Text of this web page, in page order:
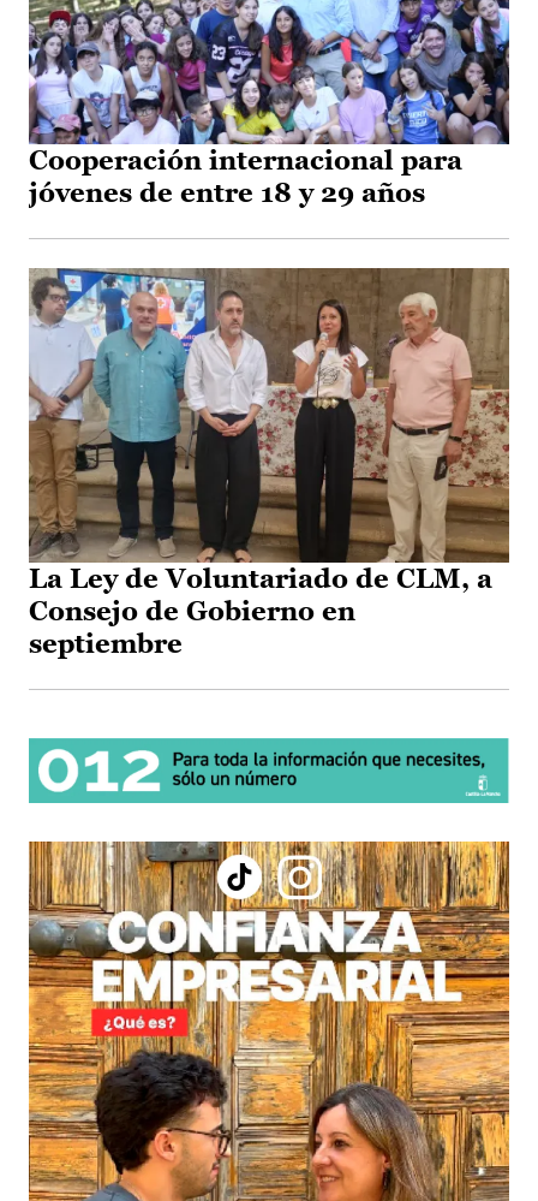
Cooperación internacional para
jóvenes de entre 18 y 29 años
La Ley de Voluntariado de CLM, a
Consejo de Gobierno en
septiembre